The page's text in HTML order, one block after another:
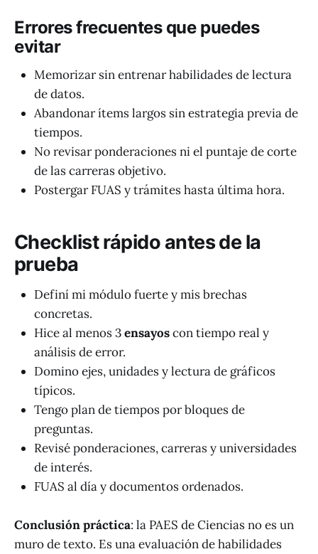
Errores frecuentes que puedes
evitar
Memorizar sin entrenar habilidades de lectura
de datos.
Abandonar ítems largos sin estrategia previa de
tiempos.
No revisar ponderaciones ni el puntaje de corte
de las carreras objetivo.
Postergar FUAS y trámites hasta última hora.
Checklist rápido antes de la
prueba
Definí mi módulo fuerte y mis brechas
concretas.
Hice al menos 3ensayoscon tiempo real y
análisis de error.
Domino ejes, unidades y lectura de gráficos
típicos.
Tengo plan de tiempos por bloques de
preguntas.
Revisé ponderaciones, carreras y universidades
de interés.
FUAS al día y documentos ordenados.
Conclusión práctica: la PAES de Ciencias no es un
muro de texto. Es una evaluación de habilidades